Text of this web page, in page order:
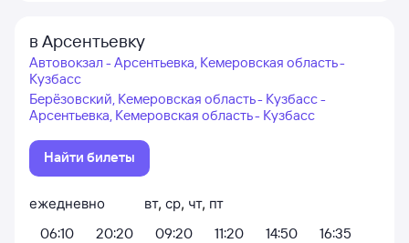
в Арсентьевку
Автовокзал - Арсентьевка, Кемеровская область -
Кузбасс
Берёзовский, Кемеровская область - Кузбасс -
Арсентьевка, Кемеровская область - Кузбасс
Найти билеты
ежедневно
06:10
20:20
вт, ср, чт, пт
09:20
11:20 14:50
16:35